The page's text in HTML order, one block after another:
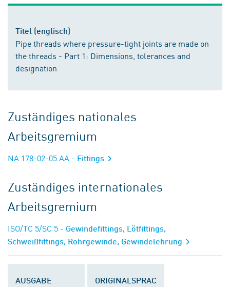
Titel (englisch)
Pipe threads where pressure-tight joints are made on
the threads - Part 1: Dimensions, tolerances and
designation
Zuständiges nationales
Arbeitsgremium
NA 178-02-05 AA - Fittings
Zuständiges internationales
Arbeitsgremium
ISO/TC 5/SC 5 - Gewindefittings, Lötfittings,
Schweißfittings, Rohrgewinde, Gewindelehrung
AUSGABE
ORIGINALSPRAC